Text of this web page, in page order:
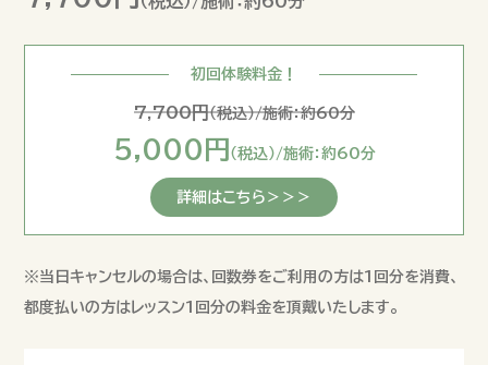
初回体験料金！
7,700円（税込）/施術：約60分
5,000円 （税込）/施術：約60分
詳細はこちら＞＞＞
※当日キャンセルの場合は、回数券をご利用の方は1回分を消費、
都度払いの方はレッスン1回分の料金を頂戴いたします。